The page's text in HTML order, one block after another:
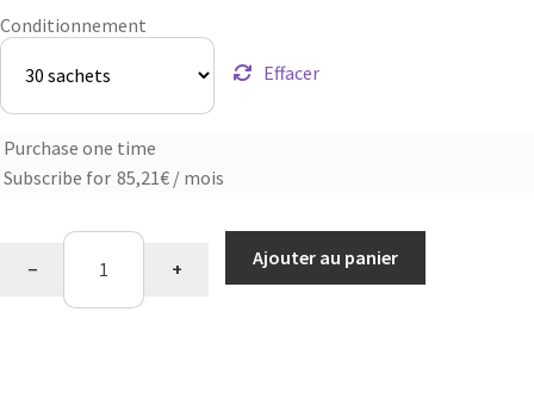
Conditionnement
Effacer
Choose
purchase
Purchase one time
Subscribe for 85,21€ / mois
quantité
− +
Ajouter au panier